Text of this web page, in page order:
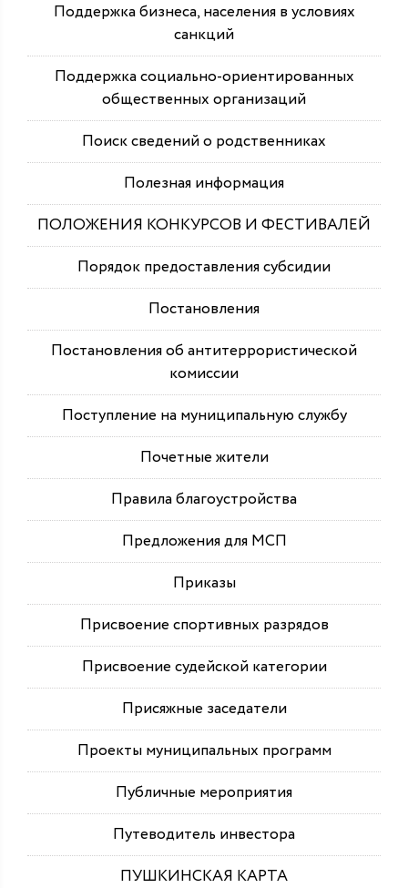
Поддержка бизнеса, населения в условиях
санкций
Поддержка социально-ориентированных
общественных организаций
Поиск сведений о родственниках
Полезная информация
ПОЛОЖЕНИЯ КОНКУРСОВ И ФЕСТИВАЛЕЙ
Порядок предоставления субсидии
Постановления
Постановления об антитеррористической
комиссии
Поступление на муниципальную службу
Почетные жители
Правила благоустройства
Предложения для МСП
Приказы
Присвоение спортивных разрядов
Присвоение судейской категории
Присяжные заседатели
Проекты муниципальных программ
Публичные мероприятия
Путеводитель инвестора
ПУШКИНСКАЯ КАРТА